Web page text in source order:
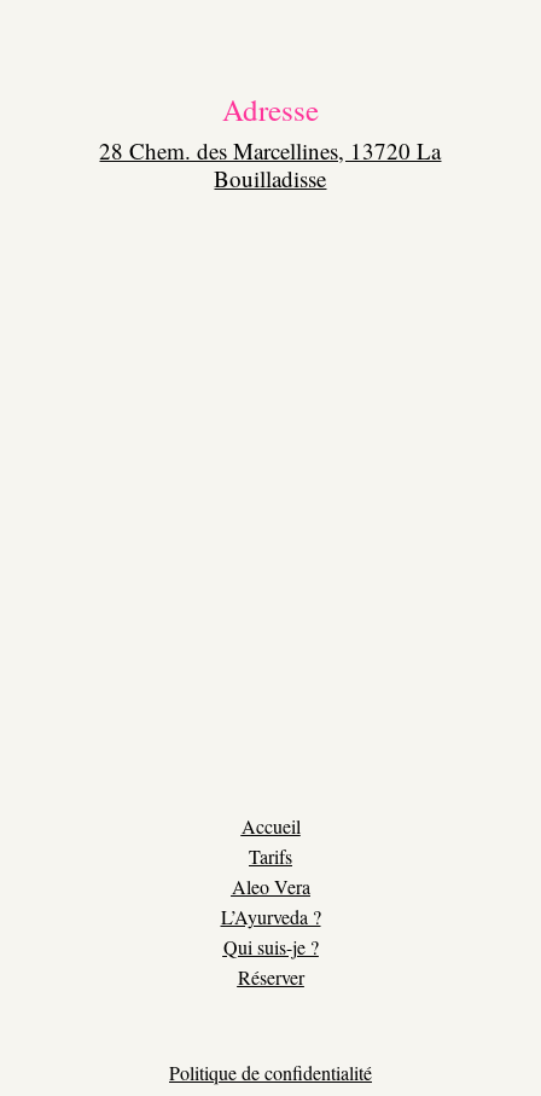
Adresse
28 Chem. des Marcellines, 13720 La
Bouilladisse
Accueil
Tarifs
Aleo Vera
L’Ayurveda ?
Qui suis-je ?
Réserver
Politique de confidentialité